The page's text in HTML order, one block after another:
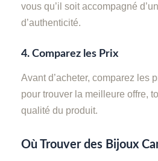
vous qu’il soit accompagné
d’authenticité.
4. Comparez les Prix
Avant d’acheter, comparez les
pour trouver la meilleure offre,
qualité du produit.
Où Trouver des Bijoux